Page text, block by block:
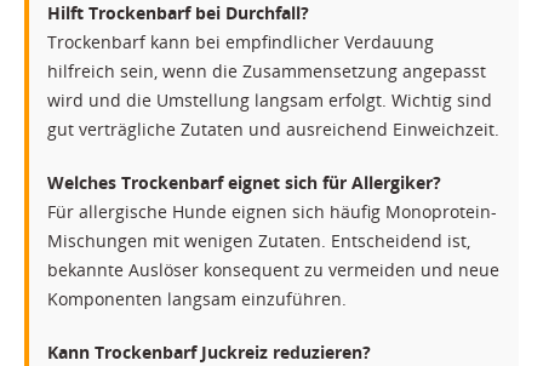
Hilft Trockenbarf bei Durchfall?
Trockenbarf kann bei empfindlicher Verdauung
hilfreich sein, wenn die Zusammensetzung angepasst
wird und die Umstellung langsam erfolgt. Wichtig sind
gut verträgliche Zutaten und ausreichend Einweichzeit.
Welches Trockenbarf eignet sich für Allergiker?
Für allergische Hunde eignen sich häufig Monoprotein-
Mischungen mit wenigen Zutaten. Entscheidend ist,
bekannte Auslöser konsequent zu vermeiden und neue
Komponenten langsam einzuführen.
Kann Trockenbarf Juckreiz reduzieren?